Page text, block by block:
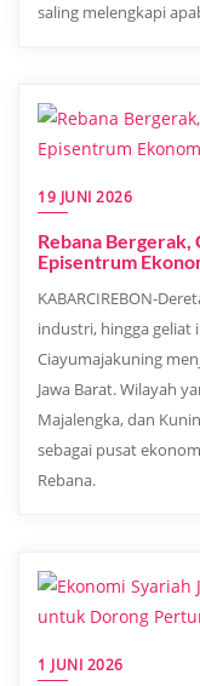
saling melengkapi
19 JUNI 2026
Rebana Bergerak,
Episentrum
KABARCIREBON-
industri, hingga geliat
Ciayumajakuning
Jawa Barat. Wilayah
Majalengka, dan
sebagai pusat
Rebana.
1 JUNI 2026